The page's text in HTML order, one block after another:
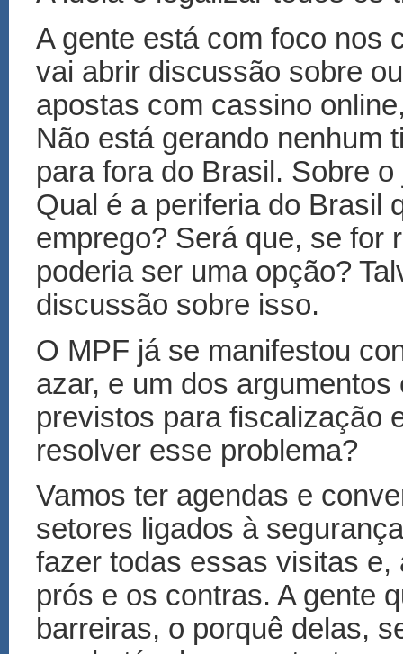
A gente está com foco nos
vai abrir discussão sobre
apostas com cassino
Não está gerando nenhum
para fora do Brasil. Sobre
Qual é a periferia do Brasil
emprego? Será que, se for
poderia ser uma opção?
discussão sobre isso.
O MPF já se manifestou
azar, e um dos
previstos para fiscalização
resolver esse problema?
Vamos ter agendas e
setores ligados à
fazer todas essas visitas
prós e os contras. A gente
barreiras, o porquê delas,